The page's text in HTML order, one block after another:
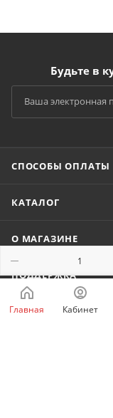
Будьте в
СПОСОБЫ ОПЛАТЫ
КАТАЛОГ
О МАГАЗИНЕ
ПОДДЕРЖКА
Главная Кабинет